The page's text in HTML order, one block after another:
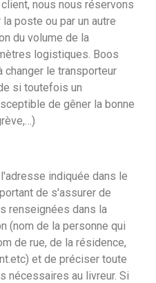
nous nous réservons
poste ou par un autre
du volume de la
logistiques. Boos
changer le transporteur
si toutefois un
de gêner la bonne
indiquée dans le
de s'assurer de
renseignées dans la
(nom de la personne qui
de rue, de la résidence,
et de préciser toute
nécessaires au livreur. Si